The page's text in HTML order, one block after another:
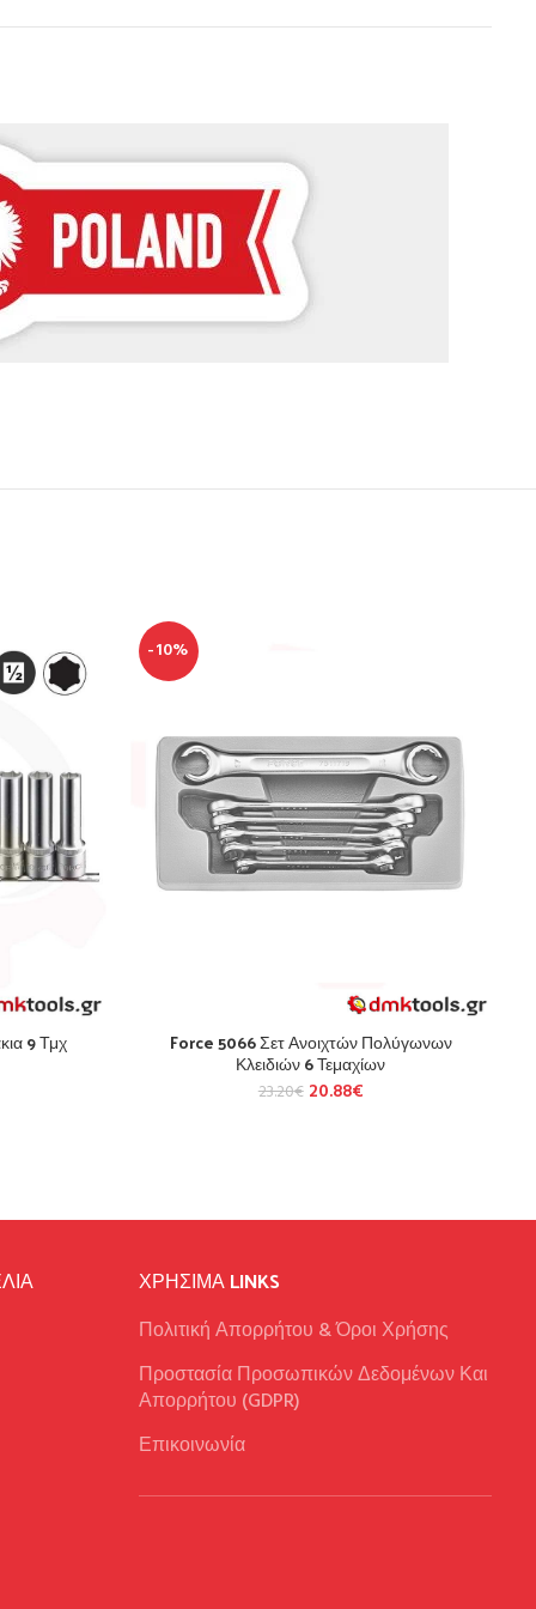
9 Τμχ
-10%
Force 5066 Σετ Ανοιχτών Πολύγωνων
Κλειδιών 6 Τεμαχίων
23.20€ 20.88€
ΧΡΉΣΙΜΑ LINKS
Πολιτική Απορρήτου & Όροι Χρήσης
Προστασία Προσωπικών Δεδομένων Και
Απορρήτου (GDPR)
Επικοινωνία